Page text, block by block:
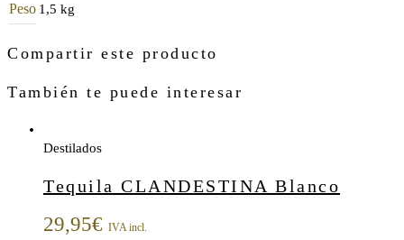
Peso 1,5 kg
Compartir este producto
También te puede interesar
Destilados
Tequila CLANDESTINA Blanco
29,95€ IVA incl.